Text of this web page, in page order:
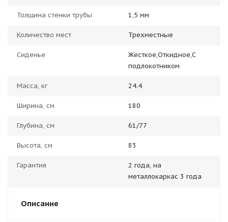
Толщина стенки трубы 1,5 мм
Количество мест Трехместные
Сиденье
Жесткое,Откидное,С
подлокотником
Масса, кг 24.4
Ширина, см 180
Глубина, см 61/77
Высота, см 83
Гарантия
2 года, на
металлокаркас 3 года
Описание